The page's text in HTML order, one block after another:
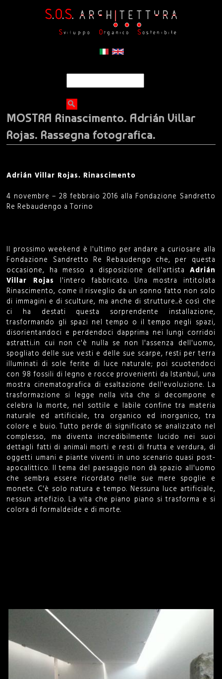
S
e
a
r
c
h
f
r
m
e
a
r
c
h
MOSTRA Rinascimento. Adrián Villar
Rojas. Rassegna fotografica.
Adrián Villar Rojas. Rinascimento
4 novembre – 28 febbraio 2016 alla Fondazione Sandretto
Re Rebaudengo a Torino
Il prossimo weekend è l'ultimo per andare a curiosare alla
Fondazione Sandretto Re Rebaudengo che, per questa
occasione, ha messo a disposizione dell'artista Adrián
Villar Rojas l'intero fabbricato. Una mostra intitolata
Rinascimento, come il risveglio da un sonno fatto non solo
di immagini e di sculture, ma anche di strutture...è così che
ci ha destati questa sorprendente installazione,
trasformando gli spazi nel tempo o il tempo negli spazi,
disorientandoci e perdendoci dapprima nei lungi corridoi
astratti..in cui non c'è nulla se non l'assenza dell'uomo,
spogliato delle sue vesti e delle sue scarpe, resti per terra
illuminati di sole ferite di luce naturale; poi scuotendoci
con 98 fossili di legno e rocce provenienti da Istanbul, una
mostra cinematografica di esaltazione dell'evoluzione. La
trasformazione si legge nella vita che si decompone e
celebra la morte, nel sottile e labile confine tra materia
naturale ed artificiale, tra organico ed inorganico, tra
colore e buio. Tutto perde di significato se analizzato nel
complesso, ma diventa incredibilmente lucido nei suoi
dettagli fatti di animali morti e resti di frutta e verdura, di
oggetti umani e piante viventi in uno scenario quasi post-
apocalittico. Il tema del paesaggio non dà spazio all'uomo
che sembra essere ricordato nelle sue mere spoglie e
monete. C'è solo natura e tempo. Nessuna luce artificiale,
nessun artefizio. La vita che piano piano si trasforma e si
colora di formaldeide e di morte.